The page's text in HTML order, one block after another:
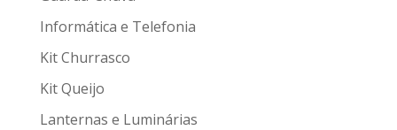
Informática e Telefonia
Kit Churrasco
Kit Queijo
Lanternas e Luminárias